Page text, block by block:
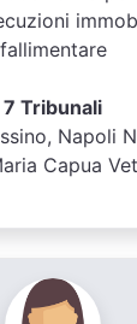
fallimentare
7 Tribunali
Napoli
Capua